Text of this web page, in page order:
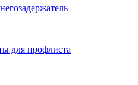
для профлиста